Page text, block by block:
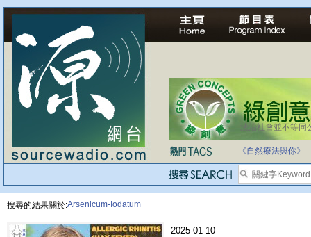
法治社會並不等同
自家教育合法化-
《自然療法與你》
搜尋的結果關於:Arsenicum-Iodatum
2025-01-10